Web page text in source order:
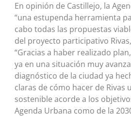
En opinión de Castillejo, la
“una estupenda herramienta
cabo todas las propuestas
del proyecto participativo
“Gracias a haber realizado
ya en una situación muy
diagnóstico de la ciudad ya
claras de cómo hacer de Rivas
sostenible acorde a los
Agenda Urbana como de la